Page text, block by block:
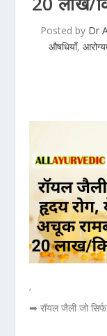
Posted by Dr
औषधियाँ,
‘
➡ रॉयल जैली जो